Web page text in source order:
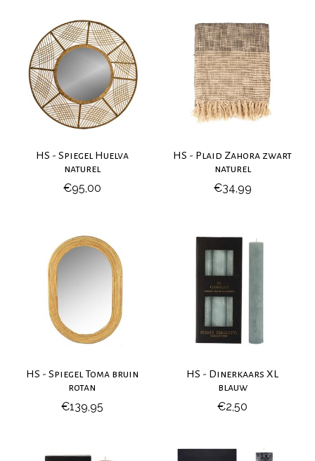
HS - Spiegel Huelva
naturel
€95,00
HS - Plaid Zahora zwart
naturel
€34,99
HS - Spiegel Toma bruin
rotan
€139,95
HS - Dinerkaars XL
blauw
€2,50